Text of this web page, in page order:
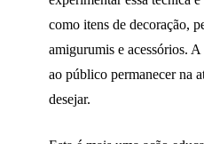
como itens de decoração,
amigurumis e acessórios.
ao público permanecer na
desejar.